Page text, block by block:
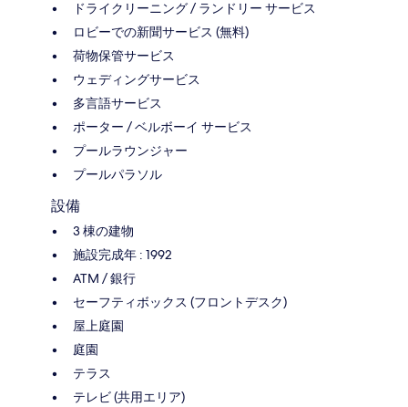
ドライクリーニング / ランドリー サービス
ロビーでの新聞サービス (無料)
荷物保管サービス
ウェディングサービス
多言語サービス
ポーター / ベルボーイ サービス
プールラウンジャー
プールパラソル
設備
3 棟の建物
施設完成年 : 1992
ATM / 銀行
セーフティボックス (フロントデスク)
屋上庭園
庭園
テラス
テレビ (共用エリア)